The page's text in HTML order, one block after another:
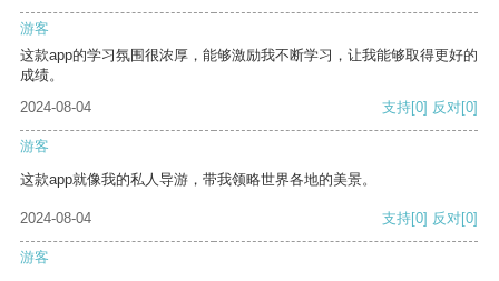
游客
这款app的学习氛围很浓厚，能够激励我不断学习，让我能够取得更好的
成绩。
2024-08-04
支持[0] 反对[0]
游客
这款app就像我的私人导游，带我领略世界各地的美景。
2024-08-04 支持[0] 反对[0]
游客